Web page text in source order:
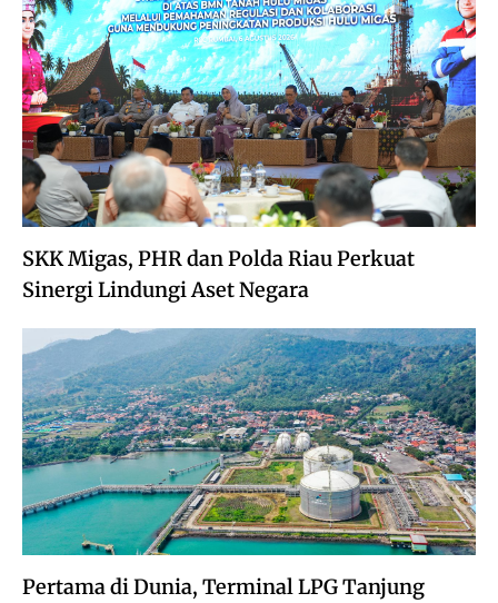
SKK Migas, PHR dan Polda Riau Perkuat
Sinergi Lindungi Aset Negara
Pertama di Dunia, Terminal LPG Tanjung